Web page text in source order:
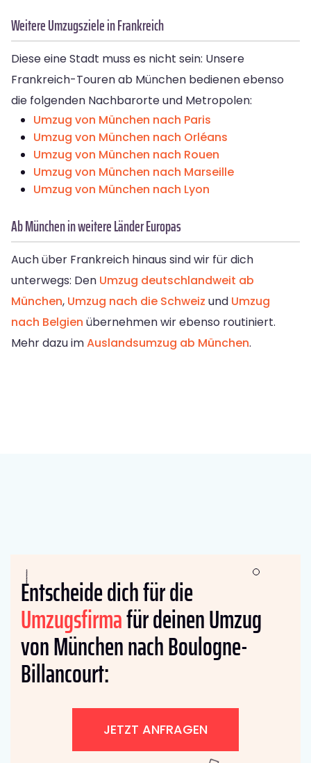
Weitere Umzugsziele in Frankreich
Diese eine Stadt muss es nicht sein: Unsere
Frankreich-Touren ab München bedienen ebenso
die folgenden Nachbarorte und Metropolen:
Umzug von München nach Paris
Umzug von München nach Orléans
Umzug von München nach Rouen
Umzug von München nach Marseille
Umzug von München nach Lyon
Ab München in weitere Länder Europas
Auch über Frankreich hinaus sind wir für dich
unterwegs: Den Umzug deutschlandweit ab
München, Umzug nach die Schweiz und Umzug
nach Belgien übernehmen wir ebenso routiniert.
Mehr dazu imAuslandsumzug ab München.
Entscheide dich für die
Umzugsfirmafür deinen Umzug
von München nach Boulogne-
Billancourt:
JETZT ANFRAGEN